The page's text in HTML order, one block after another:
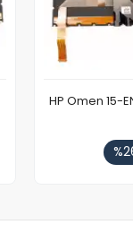
HP Omen 15-